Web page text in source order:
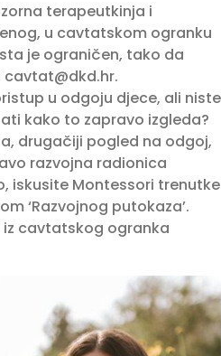
terapeutkinja i
u cavtatskom ogranku
je ograničen, tako da
cavtat@dkd.hr.
u odgoju djece, ali niste
kako to zapravo izgleda?
drugačiji pogled na odgoj,
razvojna radionica
iskusite Montessori trenutke
‘Razvojnog putokaza’.
iz cavtatskog ogranka